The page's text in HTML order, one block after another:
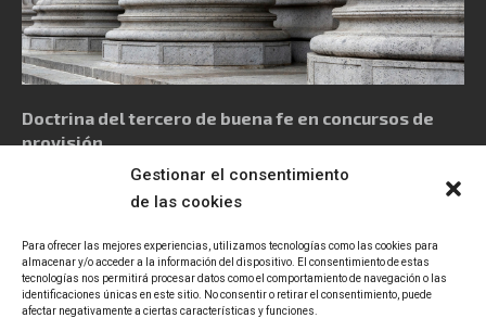
Gestionar el consentimiento
de las cookies
Para ofrecer las mejores experiencias, utilizamos tecnologías como las cookies para
almacenar y/o acceder a la información del dispositivo. El consentimiento de estas
tecnologías nos permitirá procesar datos como el comportamiento de navegación o las
identificaciones únicas en este sitio. No consentir o retirar el consentimiento, puede
afectar negativamente a ciertas características y funciones.
Doctrina del tercero de buena fe en concursos de
provisión
Política de privacidad Aviso Legal
Política de cookies